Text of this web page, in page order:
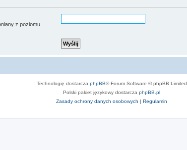
z poziomu
Technologię dostarcza phpBB® Forum Software © phpBB Limited
Polski pakiet językowy dostarcza phpBB.pl
Zasady ochrony danych osobowych | Regulamin